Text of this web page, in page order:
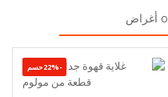
-22%حسم